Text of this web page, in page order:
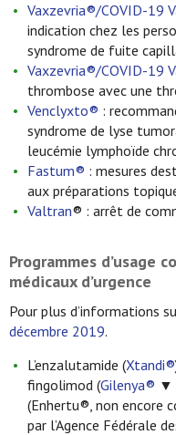
Vaxzevria®/COVID-19
indication chez les
syndrome de fuite
Vaxzevria®/COVID-19
thrombose avec une
Venclyxto® :
syndrome de lyse
leucémie lymphoïde
Fastum® : mesures
aux préparations
Valtran® : arrêt de
Programmes d’usage
médicaux d’urgence
Pour plus d’informations
décembre 2019.
L’enzalutamide (Xtandi®
fingolimod (Gilenya® ▼
(Enhertu®, non encore
par l’Agence Fédérale